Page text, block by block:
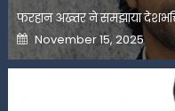
फरहान अख्तर ने समझाया
Posted
on
November 15, 2025